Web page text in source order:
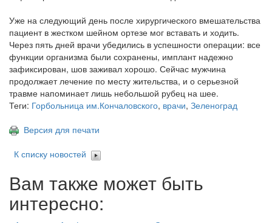
Уже на следующий день после хирургического вмешательства
пациент в жестком шейном ортезе мог вставать и ходить.
Через пять дней врачи убедились в успешности операции: все
функции организма были сохранены, имплант надежно
зафиксирован, шов заживал хорошо. Сейчас мужчина
продолжает лечение по месту жительства, и о серьезной
травме напоминает лишь небольшой рубец на шее.
Теги: Горбольница им.Кончаловского, врачи, Зеленоград
Версия для печати
К списку новостей
Вам также может быть
интересно: